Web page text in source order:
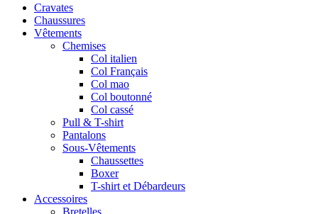
Cravates
Chaussures
Vêtements
Chemises
Col italien
Col Français
Col mao
Col boutonné
Col cassé
Pull & T-shirt
Pantalons
Sous-Vêtements
Chaussettes
Boxer
T-shirt et Débardeurs
Accessoires
Bretelles